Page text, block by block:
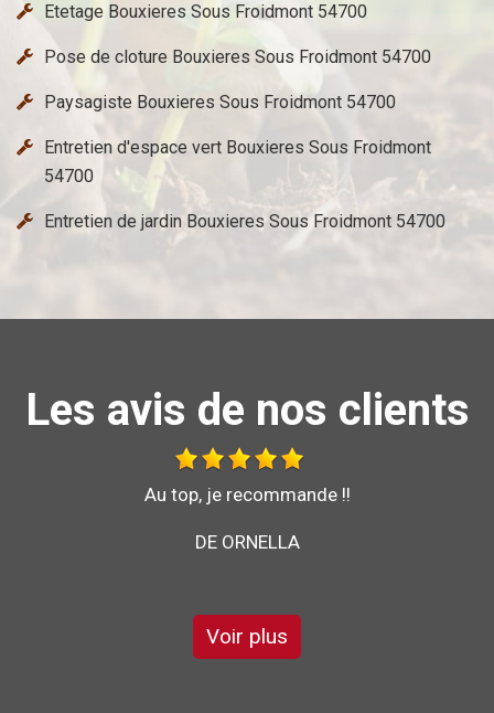
Etetage Bouxieres Sous Froidmont 54700
Pose de cloture Bouxieres Sous Froidmont 54700
Paysagiste Bouxieres Sous Froidmont 54700
Entretien d'espace vert Bouxieres Sous Froidmont
54700
Entretien de jardin Bouxieres Sous Froidmont 54700
Les avis de nos clients
Bonjour je vous recommande l'entreprise brochard
Voir plus